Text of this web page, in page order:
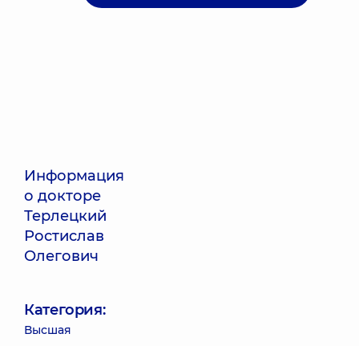
Информация
о докторе
Терлецкий
Ростислав
Олегович
Категория:
Высшая